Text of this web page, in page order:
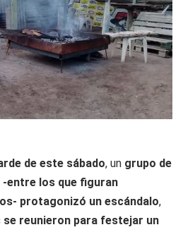
de este sábado, un grupo de
entre los que figuran
protagonizó un escándalo,
reunieron para festejar un